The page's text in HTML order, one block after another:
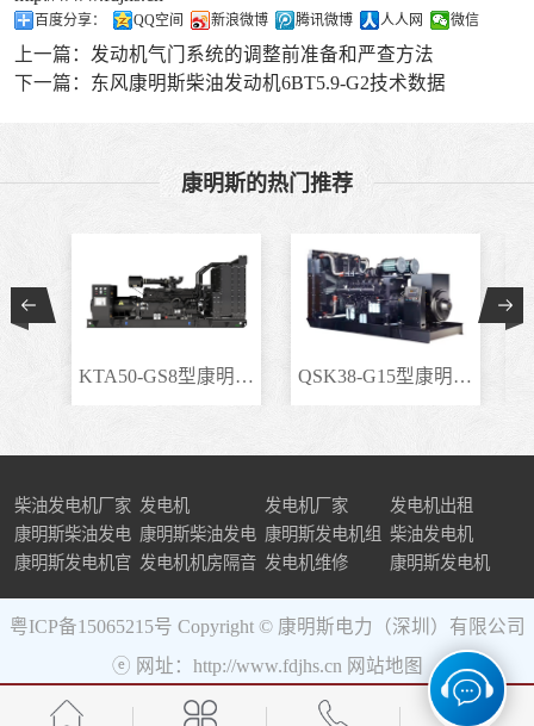
百度分享： QQ空间 新浪微博 腾讯微博 人人网 微信
上一篇： 发动机气门系统的调整前准备和严查方法
下一篇： 东风康明斯柴油发动机6BT5.9-G2技术数据
康明斯的热门推荐
KTA50-GS8型康明斯柴.. QSK38-G15型康明斯柴..
柴油发电机厂家 发电机 发电机厂家
发电机出租
康明斯柴油发电
机组
康明斯柴油发电
机
康明斯发电机组 柴油发电机
康明斯发电机官 发电机机房隔音 发电机维修 康明斯发电机
粤ICP备15065215号 Copyright © 康明斯电力（深圳）有限公司
ⓔ 网址：http://www.fdjhs.cn 网站地图